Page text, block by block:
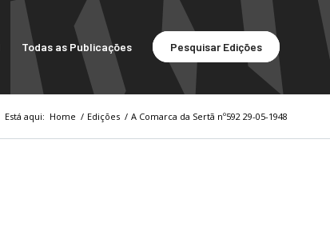
Todas as Publicações Pesquisar Edições
Está aqui: Home / Edições / A Comarca da Sertã nº592 29-05-1948